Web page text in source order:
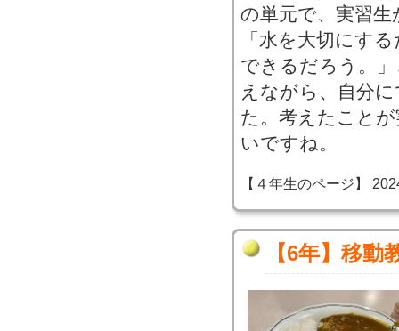
の単元で、実習
「水を大切にす
できるだろう。
えながら、自分
た。考えたこと
いですね。
【４年生のページ】
【6年】移動